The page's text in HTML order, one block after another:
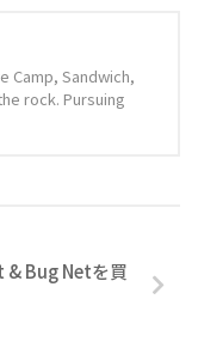
Camp, Sandwich,
rock. Pursuing
& Bug Netを買